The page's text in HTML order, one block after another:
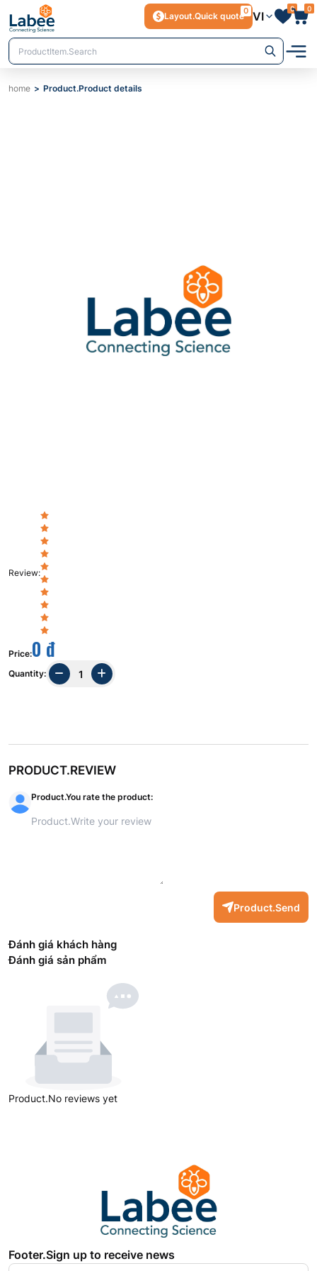
Layout.Quick quote
0 VI
0 0
home Product.Product details
Review:
Price:0 đ
Quantity:
PRODUCT.REVIEW
Product.You rate the product:
Product.Send
Đánh giá khách hàng
Đánh giá sản phẩm
Product.No reviews yet
Footer.Sign up to receive news